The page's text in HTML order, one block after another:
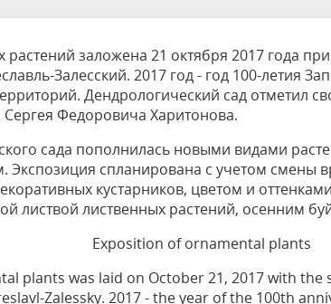
Метеостанция на озере
Проекты
растений заложена 21 октября 2017 года
Залесский. 2017 год - год 100-летия
Дендрологический сад отметил
Федоровича Харитонова.
сада пополнилась новыми видами
Экспозиция спланирована с учетом смены
кустарников, цветом и
листвой лиственных растений, осенним
Exposition of ornamental plants
plants was laid on October 21, 2017 with
Zalessky. 2017 - the year of the 100th